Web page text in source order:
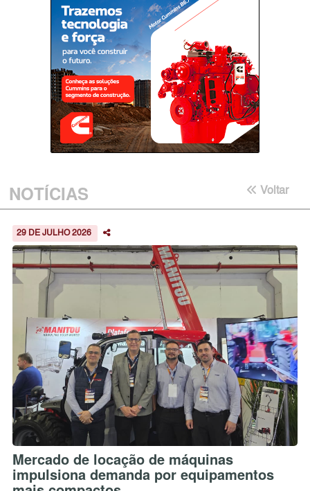
NOTÍCIAS Voltar
29 DE JULHO 2026
Mercado de locação de máquinas
impulsiona demanda por equipamentos